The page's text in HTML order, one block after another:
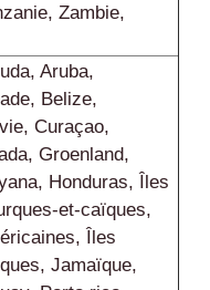
Zambie,
Aruba,
Belize,
Curaçao,
Groenland,
Honduras, Îles
et-caïques,
Îles
Jamaïque,